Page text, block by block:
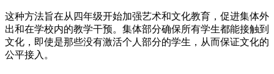
这种方法旨在从四年级开始加强艺术和文化教育，促进集体外
出和在学校内的教学干预。集体部分确保所有学生都能接触到
文化，即使是那些没有激活个人部分的学生，从而保证文化的
公平接入。